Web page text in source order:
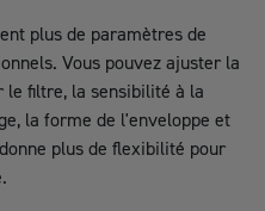
plus de paramètres de
Vous pouvez ajuster la
le filtre, la sensibilité à la
la forme de l'enveloppe et
plus de flexibilité pour